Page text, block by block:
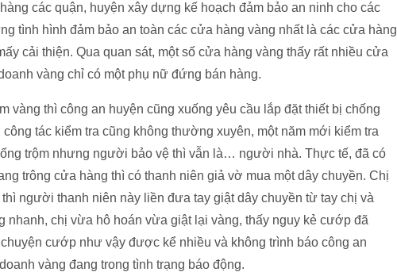
các quận, huyện xây dựng kế hoạch đảm bảo an ninh cho các
tình hình đảm bảo an toàn các cửa hàng vàng nhất là các cửa hàng
cải thiện. Qua quan sát, một số cửa hàng vàng thấy rất nhiều cửa
vàng chỉ có một phụ nữ đứng bán hàng.
vàng thì công an huyện cũng xuống yêu cầu lắp đặt thiết bị chống
tác kiểm tra cũng không thường xuyên, một năm mới kiểm tra
trộm nhưng người bảo vệ thì vẫn là… người nhà. Thực tế, đã có
trông cửa hàng thì có thanh niên giả vờ mua một dây chuyền. Chị
người thanh niên này liền đưa tay giật dây chuyền từ tay chị và
nhanh, chị vừa hô hoán vừa giật lại vàng, thấy nguy kẻ cướp đã
cướp như vậy được kể nhiều và không trình báo công an
vàng đang trong tình trạng báo động.